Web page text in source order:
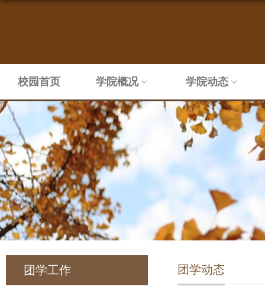
校园首页 学院概况 学院动态
团学工作 团学动态